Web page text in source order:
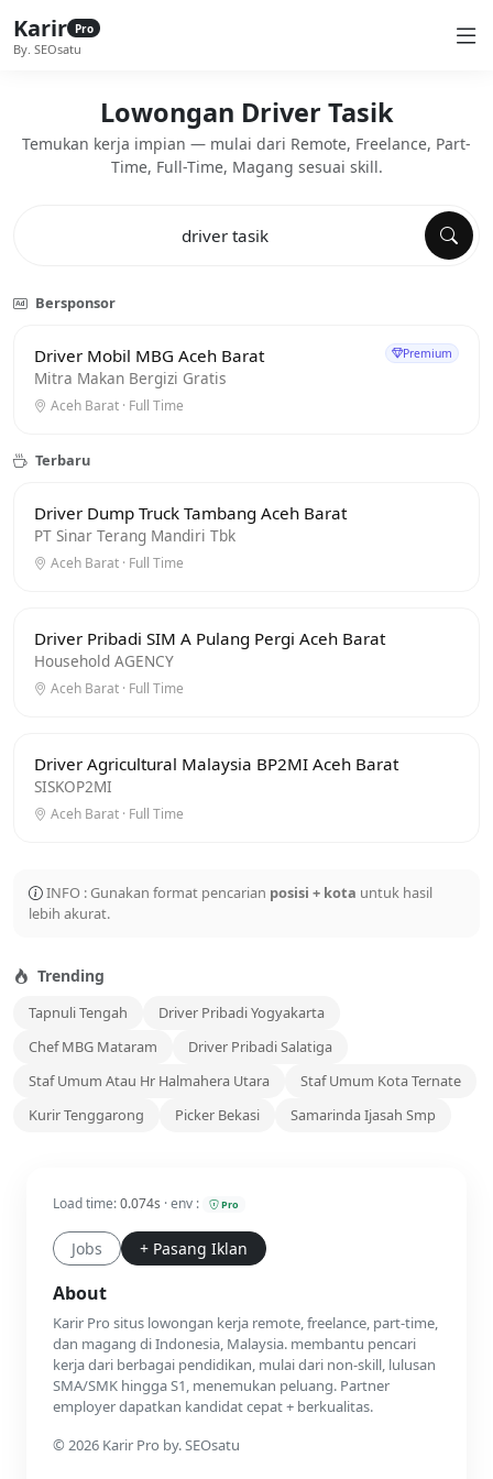
Karir Pro
By. SEOsatu
Lowongan Driver Tasik
Temukan kerja impian — mulai dari Remote, Freelance, Part-
Time, Full-Time, Magang sesuai skill.
Bersponsor
Driver Mobil MBG Aceh Barat
Mitra Makan Bergizi Gratis
Premium
Aceh Barat · Full Time
Terbaru
Driver Dump Truck Tambang Aceh Barat
PT Sinar Terang Mandiri Tbk
Aceh Barat · Full Time
Driver Pribadi SIM A Pulang Pergi Aceh Barat
Household AGENCY
Aceh Barat · Full Time
Driver Agricultural Malaysia BP2MI Aceh Barat
SISKOP2MI
Aceh Barat · Full Time
INFO : Gunakan format pencarian posisi + kota untuk hasil
lebih akurat.
Trending
Tapnuli Tengah
Driver Pribadi Yogyakarta
Chef MBG Mataram
Driver Pribadi Salatiga
Staf Umum Atau Hr Halmahera Utara
Staf Umum Kota Ternate
Kurir Tenggarong
Picker Bekasi Samarinda Ijasah Smp
Load time:0.074s · env : Pro
Jobs + Pasang Iklan
About
Karir Pro situs lowongan kerja remote, freelance, part-time,
dan magang di Indonesia, Malaysia. membantu pencari
kerja dari berbagai pendidikan, mulai dari non-skill, lulusan
SMA/SMK hingga S1, menemukan peluang. Partner
employer dapatkan kandidat cepat + berkualitas.
© 2026 Karir Pro by. SEOsatu